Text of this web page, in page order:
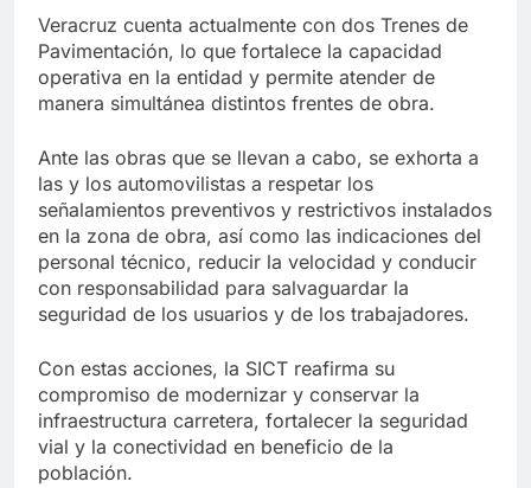
Veracruz cuenta actualmente con dos Trenes de
Pavimentación, lo que fortalece la capacidad
operativa en la entidad y permite atender de
manera simultánea distintos frentes de obra.
Ante las obras que se llevan a cabo, se exhorta a
las y los automovilistas a respetar los
señalamientos preventivos y restrictivos instalados
en la zona de obra, así como las indicaciones del
personal técnico, reducir la velocidad y conducir
con responsabilidad para salvaguardar la
seguridad de los usuarios y de los trabajadores.
Con estas acciones, la SICT reafirma su
compromiso de modernizar y conservar la
infraestructura carretera, fortalecer la seguridad
vial y la conectividad en beneficio de la
población.